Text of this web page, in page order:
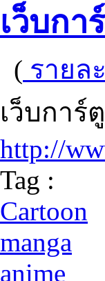
เว็บกา
( รายล
เว็บการ์
http://
Tag :
Cartoon
manga
anime